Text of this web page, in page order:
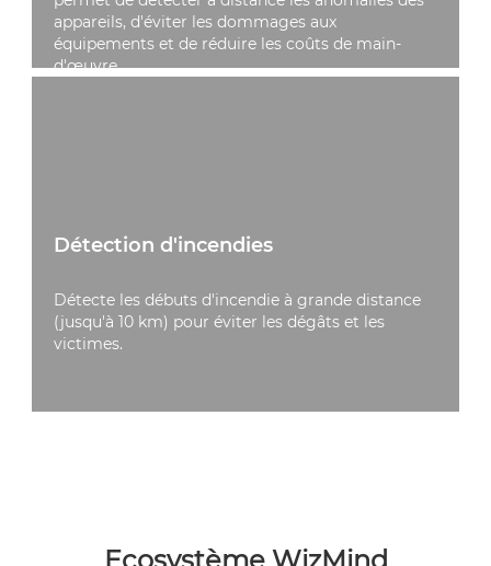
appareils, d'éviter les dommages aux
équipements et de réduire les coûts de main-
d'œuvre.
Détection d'incendies
Détecte les débuts d'incendie à grande distance
(jusqu'à 10 km) pour éviter les dégâts et les
victimes.